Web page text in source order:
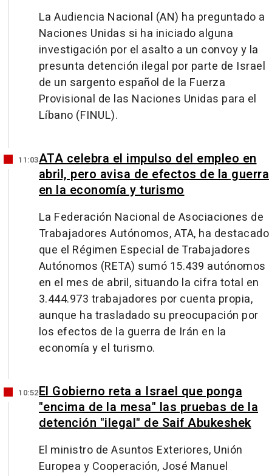
La Audiencia Nacional (AN) ha preguntado a
Naciones Unidas si ha iniciado alguna
investigación por el asalto a un convoy y la
presunta detención ilegal por parte de Israel
de un sargento español de la Fuerza
Provisional de las Naciones Unidas para el
Líbano (FINUL).
11:03ATA celebra el impulso del empleo en
abril, pero avisa de efectos de la guerra
en la economía y turismo
La Federación Nacional de Asociaciones de
Trabajadores Autónomos, ATA, ha destacado
que el Régimen Especial de Trabajadores
Autónomos (RETA) sumó 15.439 autónomos
en el mes de abril, situando la cifra total en
3.444.973 trabajadores por cuenta propia,
aunque ha trasladado su preocupación por
los efectos de la guerra de Irán en la
economía y el turismo.
10:52El Gobierno reta a Israel que ponga
"encima de la mesa" las pruebas de la
detención "ilegal" de Saif Abukeshek
El ministro de Asuntos Exteriores, Unión
Europea y Cooperación, José Manuel